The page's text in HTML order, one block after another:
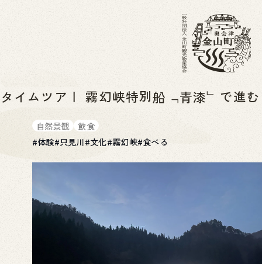
霧幻峡特別船「青漆」で進む
ナイトタイムツアー
むげんきょうとくべつせん「せいしつ」ですすむ
ないとたいむつあー
自然景観
飲食
#体験#只見川#文化#霧幻峡#食べる